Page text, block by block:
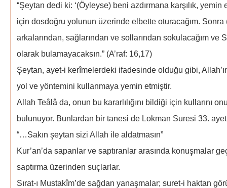
“Şeytan dedi ki: ‘(Öyleyse) beni azdırmana karşılık,
için dosdoğru yolunun üzerinde elbette oturacağım.
arkalarından, sağlarından ve sollarından sokulacağım ve
olarak bulamayacaksın.” (A’raf: 16,17)
Şeytan, ayet-i kerîmelerdeki ifadesinde olduğu gibi,
yol ve yöntemini kullanmaya yemin etmiştir.
Allah Teâlâ da, onun bu kararlılığını bildiği için kullarını
bulunuyor. Bunlardan bir tanesi de Lokman Suresi 33.
“…Sakın şeytan sizi Allah ile aldatmasın”
Kur’an’da sapanlar ve saptıranlar arasında konuşmalar
saptırma üzerinden suçlarlar.
Sırat-ı Mustakîm’de sağdan yanaşmalar; suret-i haktan